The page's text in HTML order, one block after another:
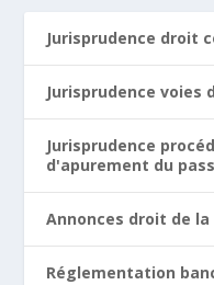
Jurisprudence droit
Jurisprudence voies
Jurisprudence
d'apurement du
Annonces droit de
Réglementation